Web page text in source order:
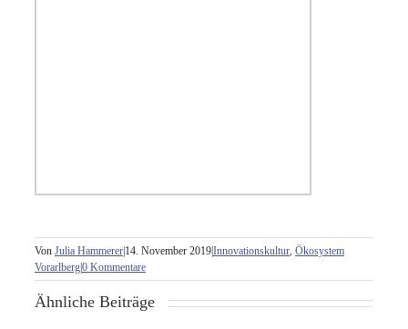
Von Julia Hammerer 14. November 2019Innovationskultur, Ökosystem
Vorarlberg0 Kommentare
Ähnliche Beiträge